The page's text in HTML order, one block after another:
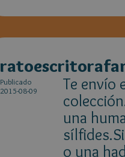
Publicado
2015-08-09
Te envío
una
o una